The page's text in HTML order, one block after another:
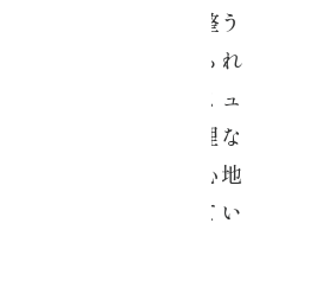
常の中で気軽に“整う
習慣”を取り入れられ
るオンラインコミュ
ニティです。無理な
く続けながら、心地
よい毎日を育ててい